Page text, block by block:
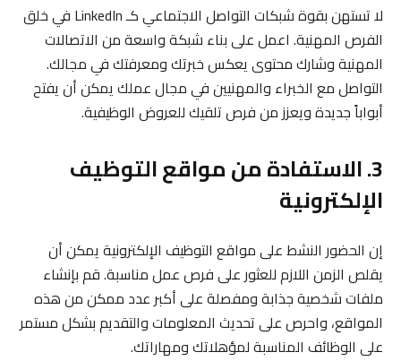
لا تستهن بقوة شبكات التواصل الاجتماعي كـ LinkedIn في خلق
الفرص المهنية. اعمل على بناء شبكة واسعة من الاتصالات
المهنية وشارك محتوى يعكس خبرتك ومعرفتك في مجالك.
التواصل مع الخبراء والمهنيين في مجال عملك يمكن أن يفتح
أبواباً جديدة ويعزز من فرص تلقيك للعروض الوظيفية.
3. الاستفادة من مواقع التوظيف
الإلكترونية
إن الحضور النشط على مواقع التوظيف الإلكترونية يمكن أن
يقلص الزمن اللازم للعثور على فرص عمل مناسبة. قم بإنشاء
ملفات شخصية جذابة ومفصلة على أكبر عدد ممكن من هذه
المواقع، واحرص على تحديث المعلومات والتقديم بشكل مستمر
على الوظائف المناسبة لمؤهلاتك ومهاراتك.